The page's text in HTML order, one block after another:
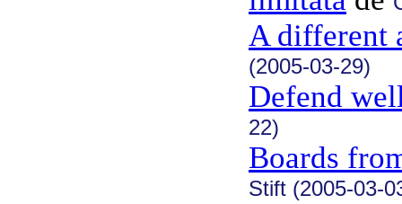
A different
(2005-03-29)
Defend
22)
Boards
Stift (2005-03-